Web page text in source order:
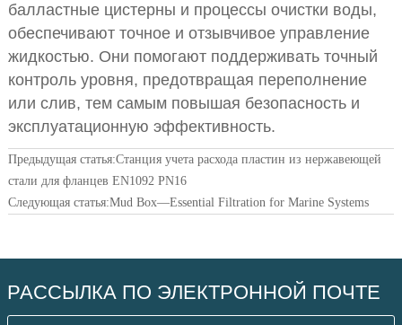
балластные цистерны и процессы очистки воды,
обеспечивают точное и отзывчивое управление
жидкостью. Они помогают поддерживать точный
контроль уровня, предотвращая переполнение
или слив, тем самым повышая безопасность и
эксплуатационную эффективность.
Предыдущая статья:Станция учета расхода пластин из нержавеющей
стали для фланцев EN1092 PN16
Следующая статья:Mud Box—Essential Filtration for Marine Systems
РАССЫЛКА ПО ЭЛЕКТРОННОЙ ПОЧТЕ